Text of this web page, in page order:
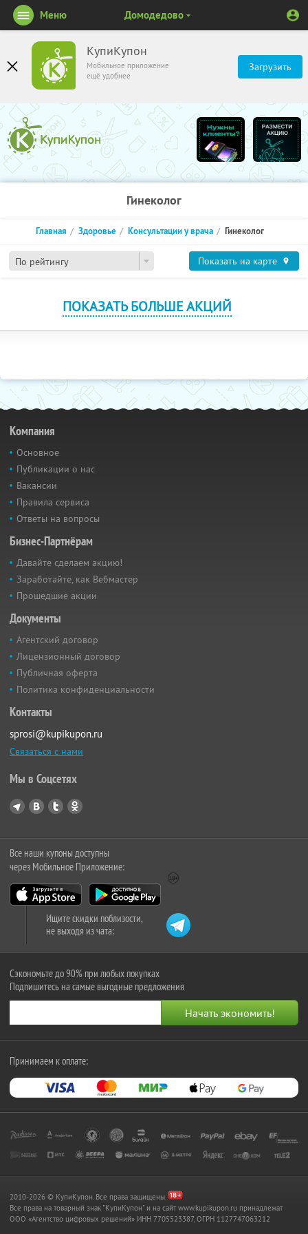
КупиКупон
Мобильное приложение
ещё удобнее
Загрузить
Меню Домодедово
Гинеколог
По рейтингу
Главная Здоровье Консультации у врача Гинеколог
Показать на карте
ПОКАЗАТЬ БОЛЬШЕ АКЦИЙ
Компания
Основное
Публикации о нас
Вакансии
Правила сервиса
Ответы на вопросы
Бизнес-Партнёрам
Давайте сделаем акцию!
Заработайте, как Вебмастер
Прошедшие акции
Документы
Агентский договор
Лицензионный договор
Публичная оферта
Политика конфиденциальности
Контакты
sprosi@kupikupon.ru
Связаться с нами
Мы в Соцсетях
Все наши купоны доступны
через Мобильное Приложение:
Ищите скидки поблизости,
не выходя из чата:
Сэкономьте до 90% при любых покупках
Подпишитесь на самые выгодные предложения
Принимаем к оплате:
2010-2026 © КупиКупон. Все права защищены.
Все права на товарный знак "КупиКупон" и на сайт www.kupikupon.ru принадлежат
OOO «Агентство цифровых решений» ИНН 7705523387, ОГРН 1127747063212